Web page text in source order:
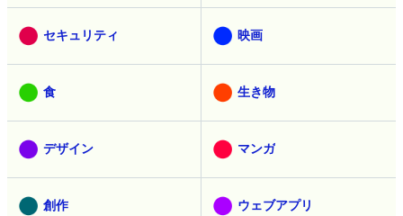
セキュリティ 映画
食 生き物
デザイン マンガ
創作 ウェブアプリ